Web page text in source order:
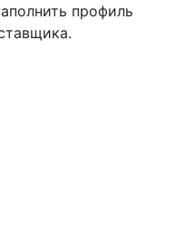
профиль